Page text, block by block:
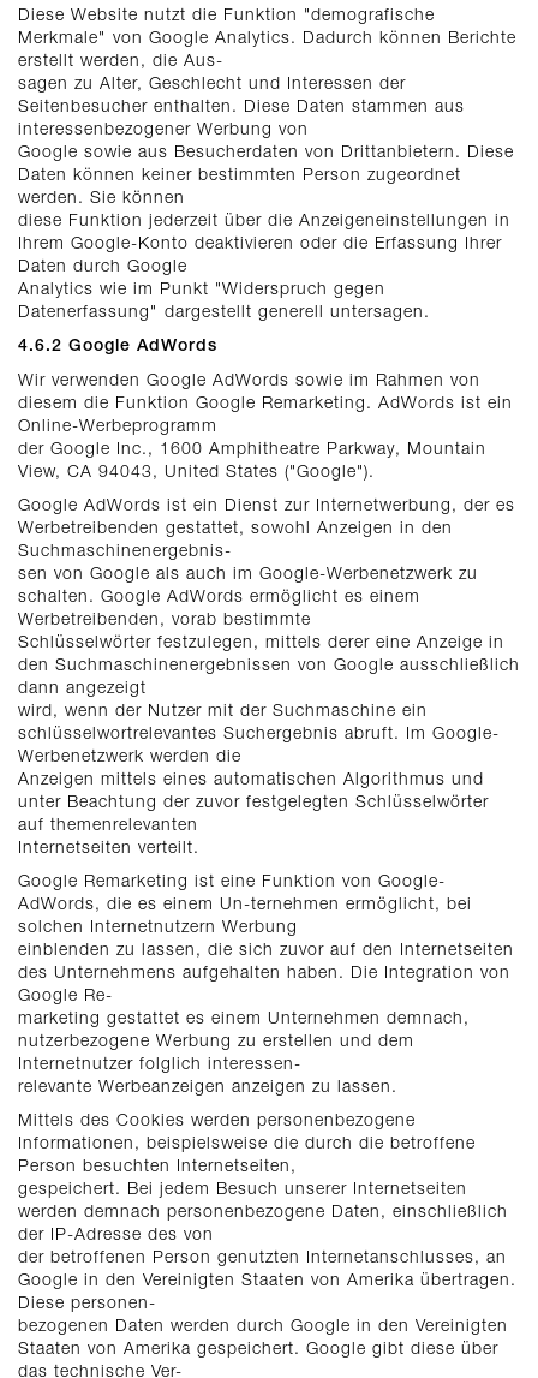
Diese Website nutzt die Funktion "demografische
Merkmale" von Google Analytics. Dadurch können Berichte
erstellt werden, die Aus-
sagen zu Alter, Geschlecht und Interessen der
Seitenbesucher enthalten. Diese Daten stammen aus
interessenbezogener Werbung von
Google sowie aus Besucherdaten von Drittanbietern. Diese
Daten können keiner bestimmten Person zugeordnet
werden. Sie können
diese Funktion jederzeit über die Anzeigeneinstellungen in
Ihrem Google-Konto deaktivieren oder die Erfassung Ihrer
Daten durch Google
Analytics wie im Punkt "Widerspruch gegen
Datenerfassung" dargestellt generell untersagen.
4.6.2 Google AdWords
Wir verwenden Google AdWords sowie im Rahmen von
diesem die Funktion Google Remarketing. AdWords ist ein
Online-Werbeprogramm
der Google Inc., 1600 Amphitheatre Parkway, Mountain
View, CA 94043, United States ("Google").
Google AdWords ist ein Dienst zur Internetwerbung, der es
Werbetreibenden gestattet, sowohl Anzeigen in den
Suchmaschinenergebnis-
sen von Google als auch im Google-Werbenetzwerk zu
schalten. Google AdWords ermöglicht es einem
Werbetreibenden, vorab bestimmte
Schlüsselwörter festzulegen, mittels derer eine Anzeige in
den Suchmaschinenergebnissen von Google ausschließlich
dann angezeigt
wird, wenn der Nutzer mit der Suchmaschine ein
schlüsselwortrelevantes Suchergebnis abruft. Im Google-
Werbenetzwerk werden die
Anzeigen mittels eines automatischen Algorithmus und
unter Beachtung der zuvor festgelegten Schlüsselwörter
auf themenrelevanten
Internetseiten verteilt.
Google Remarketing ist eine Funktion von Google-
AdWords, die es einem Un-ternehmen ermöglicht, bei
solchen Internetnutzern Werbung
einblenden zu lassen, die sich zuvor auf den Internetseiten
des Unternehmens aufgehalten haben. Die Integration von
Google Re-
marketing gestattet es einem Unternehmen demnach,
nutzerbezogene Werbung zu erstellen und dem
Internetnutzer folglich interessen-
relevante Werbeanzeigen anzeigen zu lassen.
Mittels des Cookies werden personenbezogene
Informationen, beispielsweise die durch die betroffene
Person besuchten Internetseiten,
gespeichert. Bei jedem Besuch unserer Internetseiten
werden demnach personenbezogene Daten, einschließlich
der IP-Adresse des von
der betroffenen Person genutzten Internetanschlusses, an
Google in den Vereinigten Staaten von Amerika übertragen.
Diese personen-
bezogenen Daten werden durch Google in den Vereinigten
Staaten von Amerika gespeichert. Google gibt diese über
das technische Ver-